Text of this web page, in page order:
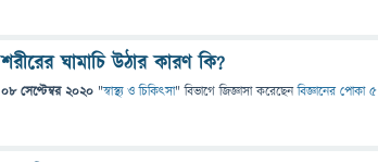
শরীরের ঘামাচি উঠার কারণ কি?
08 সেপ্টেম্বর 2020 "স্বাস্থ্য ও চিকিৎসা" বিভাগে জিজ্ঞাসাকরেছেনবিজ্ঞানের পোকা ৫